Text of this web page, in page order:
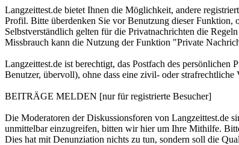
Langzeittest.de bietet Ihnen die Möglichkeit, andere
Profil. Bitte überdenken Sie vor Benutzung dieser Funktion,
Selbstverständlich gelten für die Privatnachrichten die
Missbrauch kann die Nutzung der Funktion "Private
Langzeittest.de ist berechtigt, das Postfach des
Benutzer, übervoll), ohne dass eine zivil- oder strafrechtliche
BEITRÄGE MELDEN [nur für registrierte Besucher]
Die Moderatoren der Diskussionsforen von Langzeittest.de
unmittelbar einzugreifen, bitten wir hier um Ihre Mithilfe.
Dies hat mit Denunziation nichts zu tun, sondern soll die